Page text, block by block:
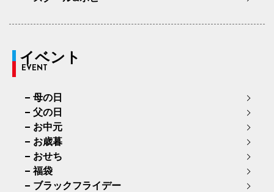
イベント
EVENT
母の日
父の日
お中元
お歳暮
おせち
福袋
ブラックフライデー